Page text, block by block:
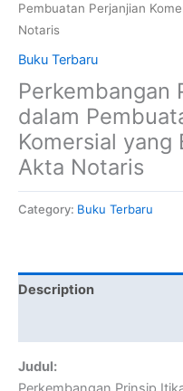
Pembuatan Perjanjian
Notaris
Buku Terbaru
Perkembangan
dalam
Komersial yang
Akta Notaris
Category: Buku Terbaru
Description
Judul: